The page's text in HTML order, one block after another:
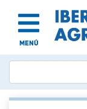
MENÚ